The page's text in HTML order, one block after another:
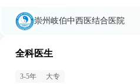
崇州岐伯中西医结合医院
全科医生
3-5年 大专